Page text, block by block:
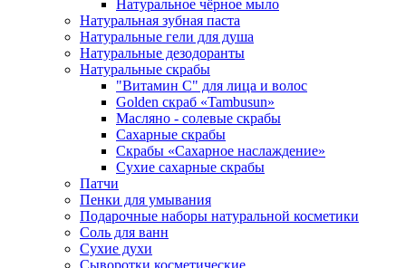
Натуральное чёрное мыло
Натуральная зубная паста
Натуральные гели для душа
Натуральные дезодоранты
Натуральные скрабы
"Витамин С" для лица и волос
Golden скраб «Tambusun»
Масляно - солевые скрабы
Сахарные скрабы
Скрабы «Сахарное наслаждение»
Сухие сахарные скрабы
Патчи
Пенки для умывания
Подарочные наборы натуральной косметики
Соль для ванн
Сухие духи
Сыворотки косметические